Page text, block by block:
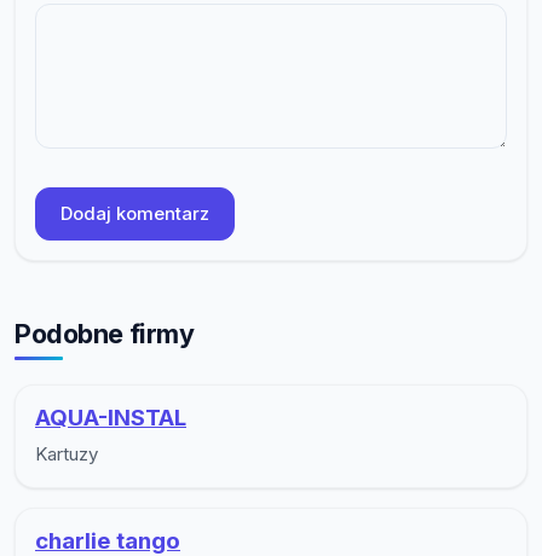
Dodaj komentarz
Podobne firmy
AQUA-INSTAL
Kartuzy
charlie tango